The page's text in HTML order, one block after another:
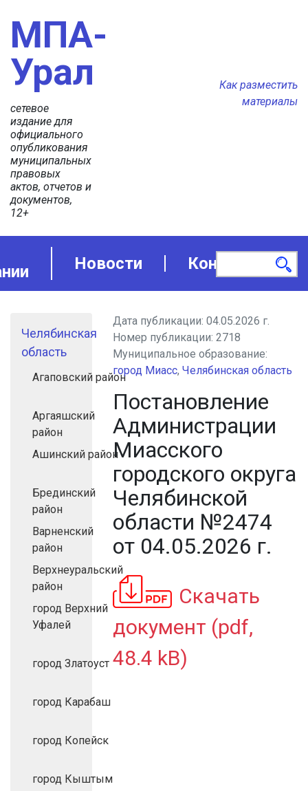
МПА-
Урал
сетевое
издание для
официального
опубликования
муниципальных
правовых
актов, отчетов и
документов,
12+
Как разместить
материалы
Новости Контакты
Челябинская
область
Агаповский район
Аргаяшский
район
Ашинский район
Брединский
район
Варненский
район
Верхнеуральский
район
город Верхний
Уфалей
город Златоуст
город Карабаш
город Копейск
город Кыштым
Дата публикации:04.05.2026 г.
Номер публикации:2718
Муниципальное образование:
город Миасс,Челябинская область
Постановление
Администрации
Миасского
городского округа
Челябинской
области №2474
от 04.05.2026 г.
Скачать
документ (pdf,
48.4 kB)